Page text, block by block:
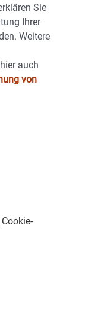
Sie
Ihrer
Weitere
auch
von
Cookie-